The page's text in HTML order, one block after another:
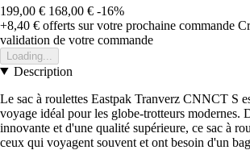
199,00 € 168,00 € -16%
+8,40 € offerts sur votre prochaine commande
validation de votre commande
Loading...
Description
Le sac à roulettes Eastpak Tranverz CNNCT S
voyage idéal pour les globe-trotteurs modernes.
innovante et d'une qualité supérieure, ce sac à
ceux qui voyagent souvent et ont besoin d'un